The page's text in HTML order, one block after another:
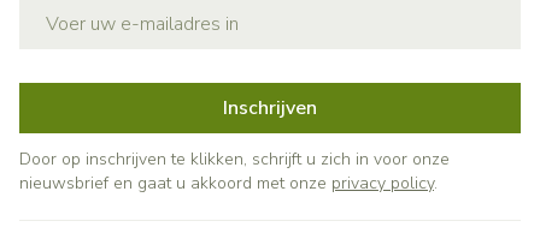
Inschrijven
Door op inschrijven te klikken, schrijft u zich in voor onze
nieuwsbrief en gaat u akkoord met onze privacy policy.